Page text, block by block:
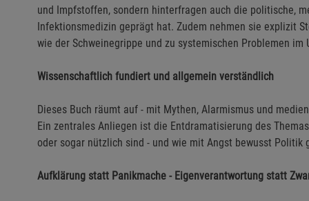
und Impfstoffen, sondern hinterfragen auch die politische,
Infektionsmedizin geprägt hat. Zudem nehmen sie explizit
wie der Schweinegrippe und zu systemischen Problemen
Wissenschaftlich fundiert und allgemein verständlich
Dieses Buch räumt auf - mit Mythen, Alarmismus und
Ein zentrales Anliegen ist die Entdramatisierung des
oder sogar nützlich sind - und wie mit Angst bewusst Politik
Aufklärung statt Panikmache - Eigenverantwortung statt